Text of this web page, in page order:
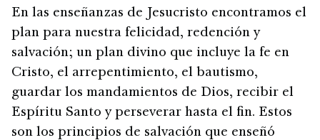
En las enseñanzas de Jesucristo encontramos el
plan para nuestra felicidad, redención y
salvación; un plan divino que incluye la fe en
Cristo, el arrepentimiento, el bautismo,
guardar los mandamientos de Dios, recibir el
Espíritu Santo y perseverar hasta el fin. Estos
son los principios de salvación que enseñó